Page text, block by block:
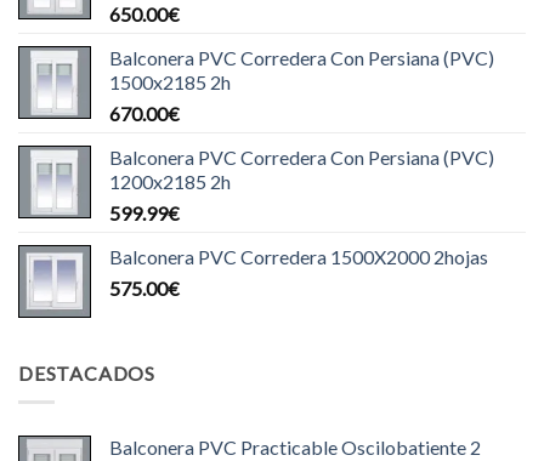
650.00€
Balconera PVC Corredera Con Persiana (PVC)
1500x2185 2h
670.00€
Balconera PVC Corredera Con Persiana (PVC)
1200x2185 2h
599.99€
Balconera PVC Corredera 1500X2000 2hojas
575.00€
DESTACADOS
Balconera PVC Practicable Oscilobatiente 2